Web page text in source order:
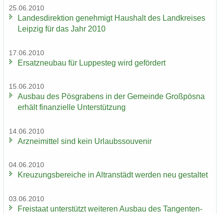
25.06.2010
Lan­des­di­rek­ti­on ge­neh­migt Haus­halt des Land­krei­ses
Leip­zig für das Jahr 2010
17.06.2010
Er­satz­neu­bau für Lup­pe­steg wird ge­för­dert
15.06.2010
Aus­bau des Pös­gra­bens in der Ge­mein­de Groß­pös­na
er­hält fi­nan­zi­el­le Un­ter­stüt­zung
14.06.2010
Arz­nei­mit­tel sind kein Ur­laubs­sou­ve­nir
04.06.2010
Kreu­zungs­be­rei­che in Altran­städt wer­den neu ge­stal­tet
03.06.2010
Frei­staat un­ter­stützt wei­te­ren Aus­bau des Tan­gen­ten­